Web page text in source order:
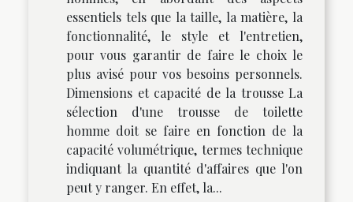
essentiels tels que la taille, la matière, la
fonctionnalité, le style et l'entretien,
pour vous garantir de faire le choix le
plus avisé pour vos besoins personnels.
Dimensions et capacité de la trousse La
sélection d'une trousse de toilette
homme doit se faire en fonction de la
capacité volumétrique, termes technique
indiquant la quantité d'affaires que l'on
peut y ranger. En effet, la...